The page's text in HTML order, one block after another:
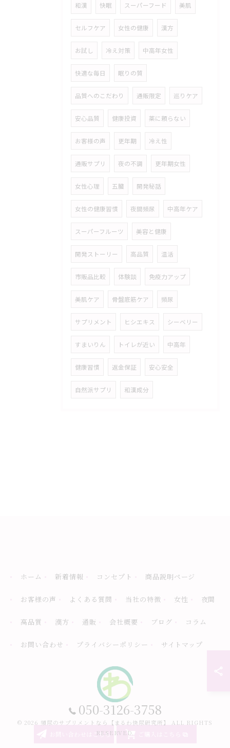
和漢 快眠 スーパーフード 美肌
セルフケア 女性の健康 漢方
お試し 冷え対策 中高年女性
快適な毎日 眠りの質
品質へのこだわり 通販限定 巡りケア
安心品質 健康投資 薬に頼らない
お客様の声 更年期 冷え性
通販サプリ 夜の不調 更年期女性
女性心理 五臓 開発秘話
女性の健康習慣 夜間頻尿 中高年ケア
スーパーフルーツ 美容と健康
開発ストーリー 高品質 温活
市販品比較 体験談 免疫力アップ
美肌ケア 骨盤底筋ケア 頻尿
サプリメント ヒシエキス シーベリー
すまいりん トイレが近い 中高年
健康習慣 返金保証 安心安全
自然派サプリ 和漢成分
050-3126-3758
お問い合わせはこちら
ホーム 新着情報 コンセプト 商品説明ページ
お客様の声 よくある質問 当社の特徴 女性 夜間
高品質 漢方 通販 会社概要 ブログ コラム
お問い合わせ プライバシーポリシー サイトマップ
© 2026 頻尿のサプリメントなら【まるわ快尿研究所】 ALL RIGHTS
RESERVED.